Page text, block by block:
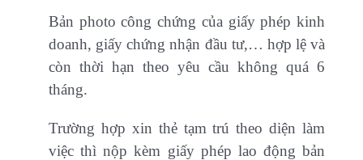
Bản photo công chứng của giấy phép kinh
doanh, giấy chứng nhận đầu tư,… hợp lệ và
còn thời hạn theo yêu cầu không quá 6
tháng.
Trường hợp xin thẻ tạm trú theo diện làm
việc thì nộp kèm giấy phép lao động bản